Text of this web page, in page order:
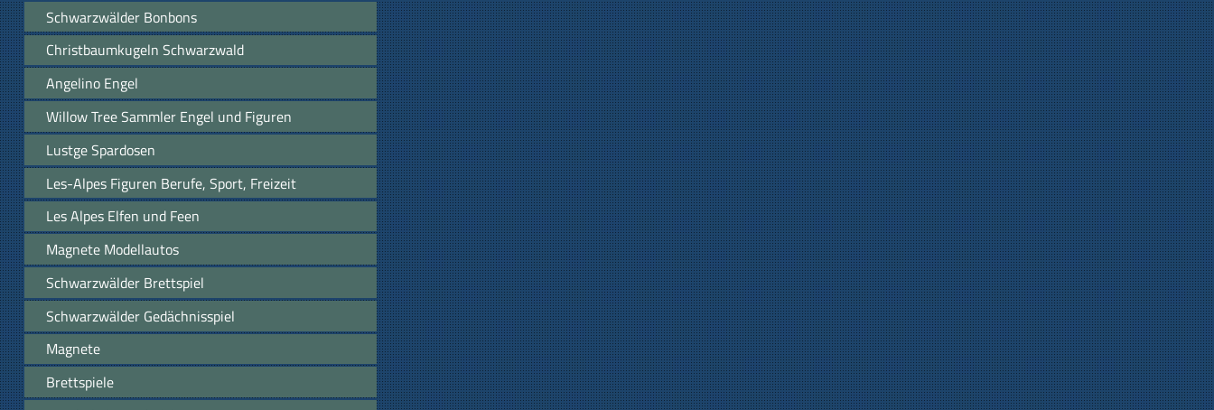
Schwarzwälder Bonbons
Christbaumkugeln Schwarzwald
Angelino Engel
Willow Tree Sammler Engel und Figuren
Lustge Spardosen
Les-Alpes Figuren Berufe, Sport, Freizeit
Les Alpes Elfen und Feen
Magnete Modellautos
Schwarzwälder Brettspiel
Schwarzwälder Gedächnisspiel
Magnete
Brettspiele